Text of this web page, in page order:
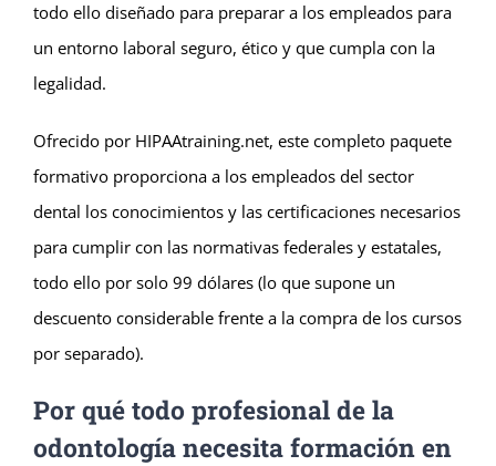
todo ello diseñado para preparar a los empleados para
un entorno laboral seguro, ético y que cumpla con la
legalidad.
Ofrecido por HIPAAtraining.net, este completo paquete
formativo proporciona a los empleados del sector
dental los conocimientos y las certificaciones necesarios
para cumplir con las normativas federales y estatales,
todo ello por solo 99 dólares (lo que supone un
descuento considerable frente a la compra de los cursos
por separado).
Por qué todo profesional de la
odontología necesita formación en